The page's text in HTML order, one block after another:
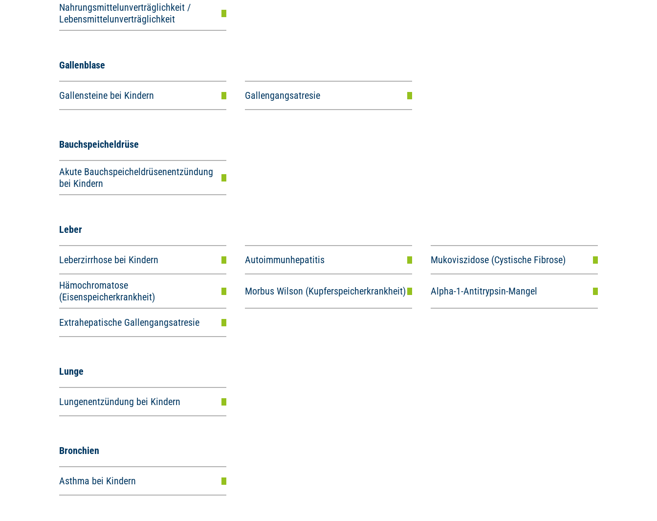
Nahrungsmittelunverträglichkeit /
Lebensmittelunverträglichkeit
Gallenblase
Gallensteine bei Kindern Gallengangsatresie
Bauchspeicheldrüse
Akute Bauchspeicheldrüsenentzündung
bei Kindern
Leber
Leberzirrhose bei Kindern Autoimmunhepatitis Mukoviszidose (Cystische Fibrose)
Hämochromatose
(Eisenspeicherkrankheit)
Morbus Wilson (Kupferspeicherkrankheit) Alpha-1-Antitrypsin-Mangel
Extrahepatische Gallengangsatresie
Lunge
Lungenentzündung bei Kindern
Bronchien
Asthma bei Kindern